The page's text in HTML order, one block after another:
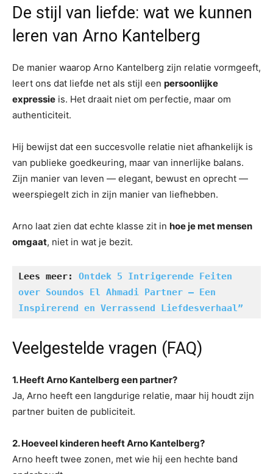
De stijl van liefde: wat we kunnen
leren van Arno Kantelberg
De manier waarop Arno Kantelberg zijn relatie vormgeeft,
leert ons dat liefde net als stijl een persoonlijke
expressie is. Het draait niet om perfectie, maar om
authenticiteit.
Hij bewijst dat een succesvolle relatie niet afhankelijk is
van publieke goedkeuring, maar van innerlijke balans.
Zijn manier van leven — elegant, bewust en oprecht —
weerspiegelt zich in zijn manier van liefhebben.
Arno laat zien dat echte klasse zit in hoe je met mensen
omgaat, niet in wat je bezit.
Lees meer: Ontdek 5 Intrigerende Feiten
over Soundos El Ahmadi Partner – Een
Inspirerend en Verrassend Liefdesverhaal”
Veelgestelde vragen (FAQ)
1. Heeft Arno Kantelberg een partner?
Ja, Arno heeft een langdurige relatie, maar hij houdt zijn
partner buiten de publiciteit.
2. Hoeveel kinderen heeft Arno Kantelberg?
Arno heeft twee zonen, met wie hij een hechte band